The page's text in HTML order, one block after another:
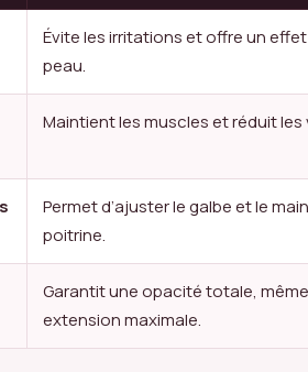
Évite les irritations et offre un
peau.
Maintient les muscles et réduit les
Permet d’ajuster le galbe et le
poitrine.
Garantit une opacité totale,
extension maximale.